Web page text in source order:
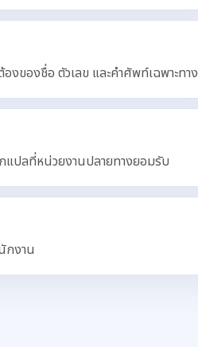
ของชื่อ ตัวเลข และคำศัพท์เฉพาะทาง
ปลที่หน่วยงานปลายทางยอมรับ
กงาน